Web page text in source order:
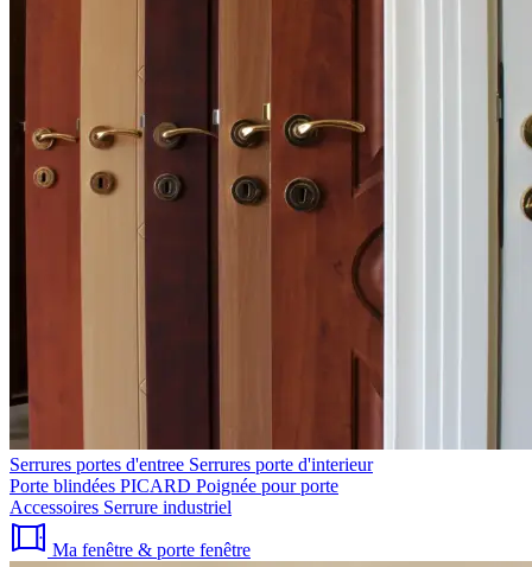
Serrures portes d'entree Serrures porte d'interieur
Porte blindées PICARD Poignée pour porte
Accessoires Serrure industriel
Ma fenêtre & porte fenêtre